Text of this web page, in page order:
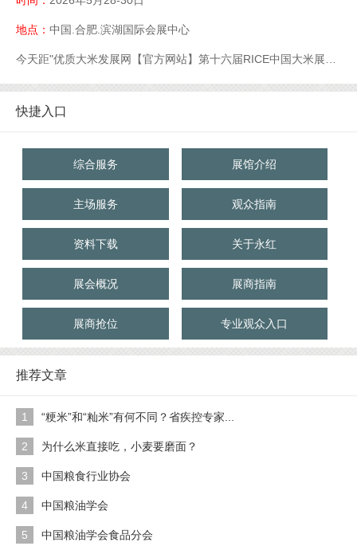
地点： 中国.合肥.滨湖国际会展中心
快捷入口
综合服务 展馆介绍
主场服务 观众指南
资料下载 关于永红
展会概况 展商指南
展商抢位 专业观众入口
推荐文章
1 “粳米”和“籼米”有何不同？省疾控专家...
2 为什么米直接吃，小麦要磨面？
3 中国粮食行业协会
4 中国粮油学会
5 中国粮油学会食品分会